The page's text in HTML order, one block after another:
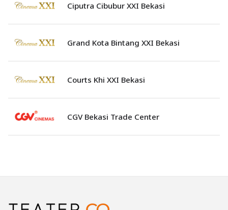
Ciputra Cibubur XXI Bekasi
Grand Kota Bintang XXI Bekasi
Courts Khi XXI Bekasi
CGV Bekasi Trade Center